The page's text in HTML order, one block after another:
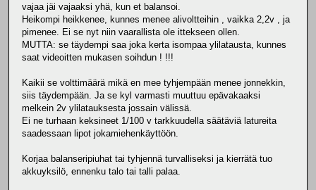
vajaa jäi vajaaksi yhä, kun et balansoi.
Heikompi heikkenee, kunnes menee alivoltteihin , vaikka 2,2v , ja
pimenee. Ei se nyt niin vaarallista ole ittekseen ollen.
MUTTA: se täydempi saa joka kerta isompaa ylilatausta, kunnes
saat videoitten mukasen soihdun ! !!!
Kaikii se volttimäärä mikä en mee tyhjempään menee jonnekkin,
siis täydempään. Ja se kyl varmasti muuttuu epävakaaksi
melkein 2v ylilatauksesta jossain välissä.
Ei ne turhaan keksineet 1/100 v tarkkuudella säätäviä latureita
saadessaan lipot jokamiehenkäyttöön.
Korjaa balanseripiuhat tai tyhjennä turvalliseksi ja kierrätä tuo
akkuyksilö, ennenku talo tai talli palaa.